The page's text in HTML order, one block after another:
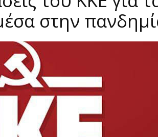
στην